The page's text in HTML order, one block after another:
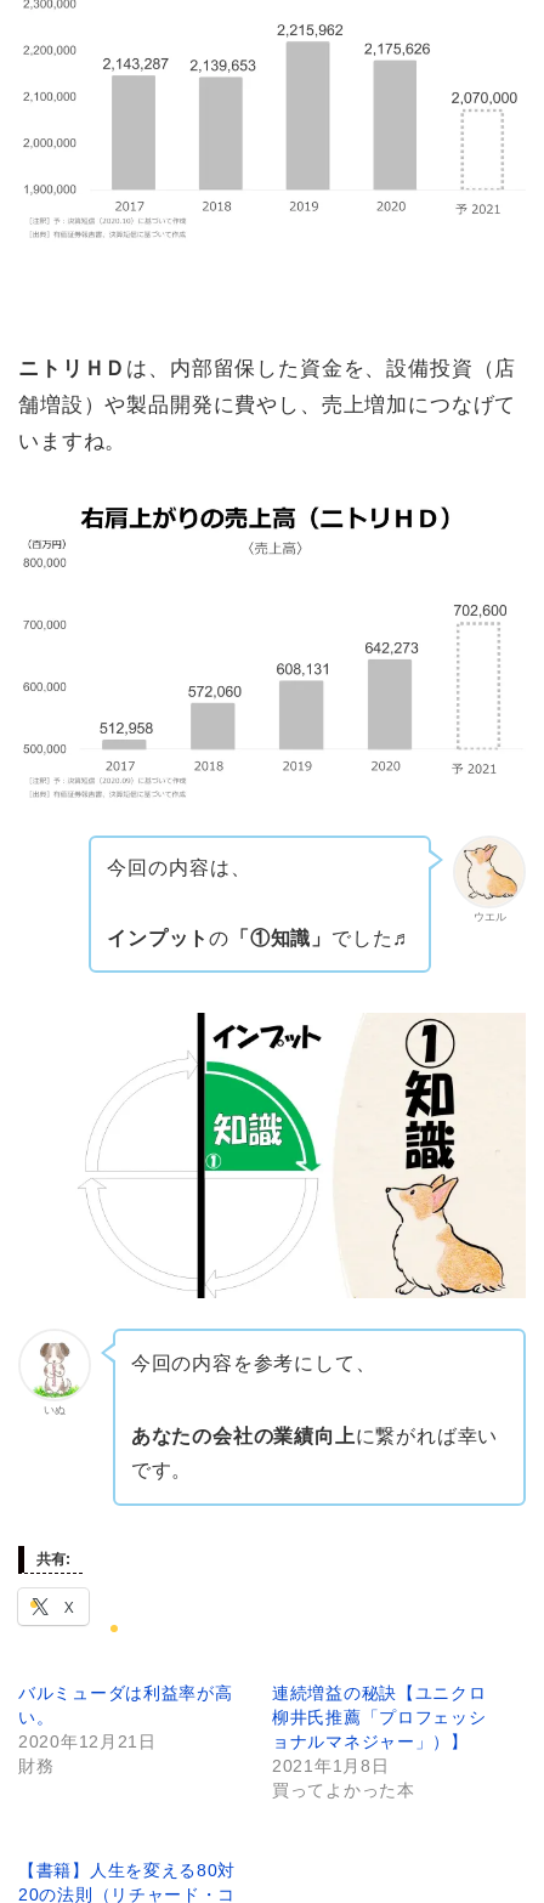
ニトリＨＤ は、内部留保した資金を、設備投資（店
舗増設）や製品開発に費やし、売上増加につなげて
いますね。
ウエル
今回の内容は、
インプットの 「①知識」 でした♬
いぬ
今回の内容を参考にして、
あなたの会社の業績向上に繋がれば幸い
です。
共有:
X
バルミューダは利益率が高
い。
2020年12月21日
財務
連続増益の秘訣【ユニクロ
柳井氏推薦「プロフェッシ
ョナルマネジャー」）】
2021年1月8日
買ってよかった本
【書籍】人生を変える80対
20の法則（リチャード・コ